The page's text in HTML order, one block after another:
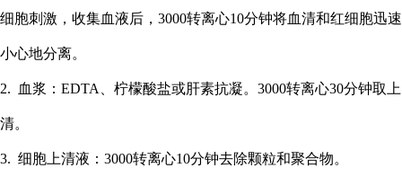
细胞刺激，收集血液后，3000转离心10分钟将血清和红细胞迅速
小心地分离。
2. 血浆：EDTA、柠檬酸盐或肝素抗凝。3000转离心30分钟取上
清。
3. 细胞上清液：3000转离心10分钟去除颗粒和聚合物。